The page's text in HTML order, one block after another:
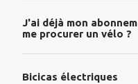
J'ai déjà mon
me procurer un vélo ?
Bicicas électriques